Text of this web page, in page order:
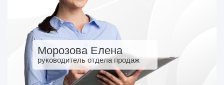
Морозова Елена
руководитель отдела продаж